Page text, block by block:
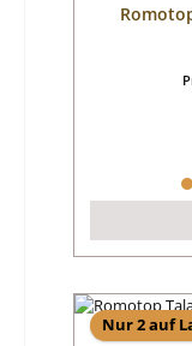
Nur 2 auf